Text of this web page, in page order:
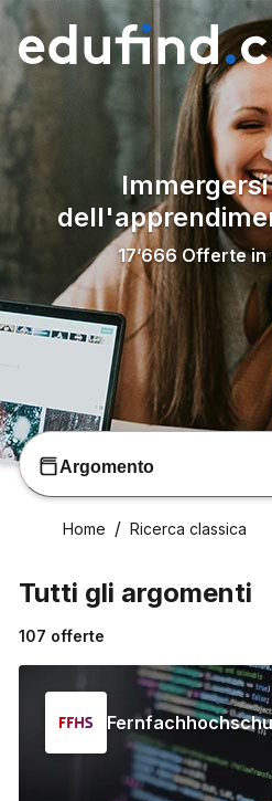
17’666 Offerte in
Argomento
Home Ricerca classica
Tutti gli argomenti
107 offerte